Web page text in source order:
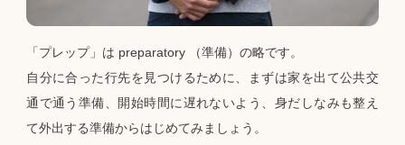
「プレップ」は preparatory （準備）の略です。
自分に合った行先を見つけるために、まずは家を出て公共交
通で通う準備、開始時間に遅れないよう、身だしなみも整え
て外出する準備からはじめてみましょう。